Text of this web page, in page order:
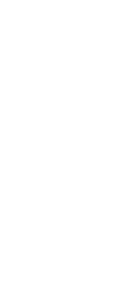
og
anden stiller til
at optimere
af softwaren
kan
og
rådighed af os.
tilladelse til at
din enhed.
i softwaren,
eller
at vi muligvis
os mod
denne